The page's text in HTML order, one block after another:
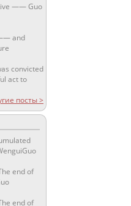
—— Guo
and
convicted
act to
посты >
end of
end of